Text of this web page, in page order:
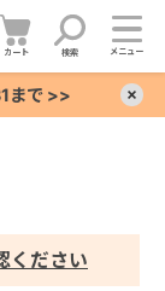
カート 検索 メニュー
まで >>
ください